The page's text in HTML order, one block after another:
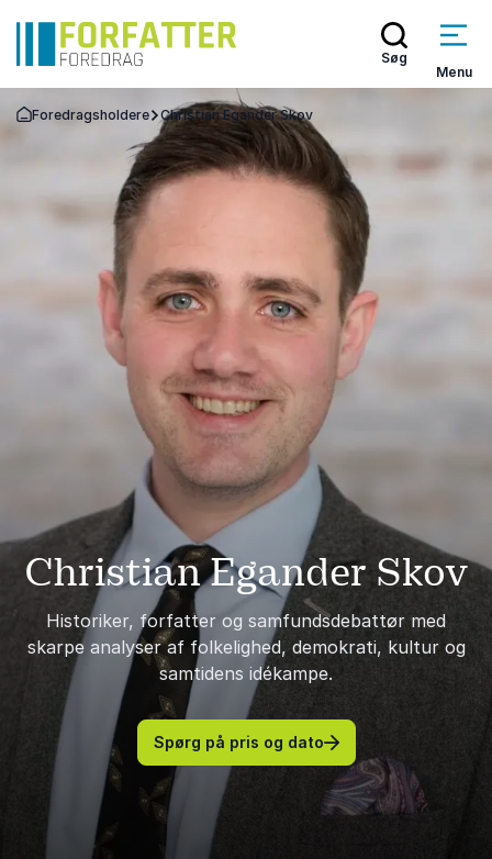
Søg
Menu
Tilbage til forsiden
Foredragsholdere Christian Egander Skov
Christian Egander Skov
Historiker, forfatter og samfundsdebattør med
skarpe analyser af folkelighed, demokrati, kultur og
samtidens idékampe.
Spørg på pris og dato